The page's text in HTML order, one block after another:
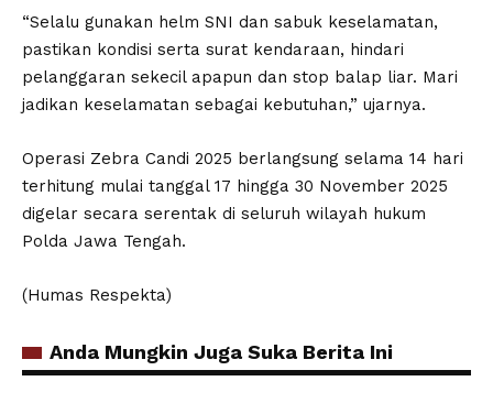
“Selalu gunakan helm SNI dan sabuk keselamatan,
pastikan kondisi serta surat kendaraan, hindari
pelanggaran sekecil apapun dan stop balap liar. Mari
jadikan keselamatan sebagai kebutuhan,” ujarnya.
Operasi Zebra Candi 2025 berlangsung selama 14 hari
terhitung mulai tanggal 17 hingga 30 November 2025
digelar secara serentak di seluruh wilayah hukum
Polda Jawa Tengah.
(Humas Respekta)
Anda Mungkin Juga Suka Berita Ini